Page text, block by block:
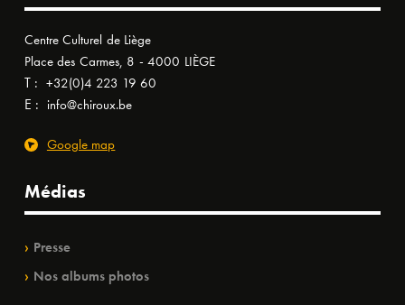
Centre Culturel de Liège
Place des Carmes, 8 - 4000 LIÈGE
T : +32(0)4 223 19 60
E : info@chiroux.be
Google map
Médias
Presse
Nos albums photos